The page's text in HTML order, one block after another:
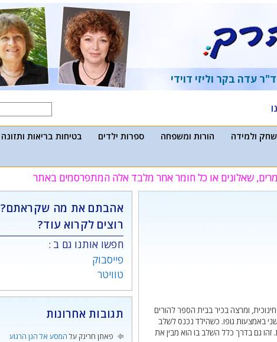
ד"ר עדה בקר וליזי דוידי
ולמידה הורות ומשפחה ספרות ילדים
בטיחות בריאות ותזונה
שאלונים או כל חומר אחר מלבד אלה המתפרסמים באתר
ומרצה בכיר בבית הספר להורים
באמצעות גופו. כשהילד נכנס לשלב
זהו גם בדרך כלל השלב בו הוא מבין את
אהבתם את מה שקראתם?
רוצים לקרוא עוד?
חפשו אותנו גם ב :
פייסבוק
טוויטר
תגובות אחרונות
פאתן חרינק על המסע אל הגן הרגוע